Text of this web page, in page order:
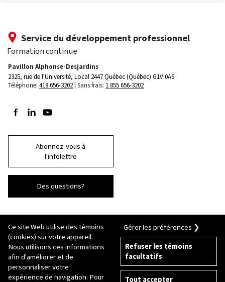
Service du développement professionnel
Formation continue
Pavillon Alphonse-Desjardins
2325, rue de l'Université, Local 2447Québec (Québec) G1V 0A6
Téléphone: 418 656-3202 Sans frais: 1 855 656-3202
Suivez-nous sur Facebook
Suivez-nous sur LinkedIn
Suivez-nous sur Youtube
Abonnez-vous à
l'infolettre
Des questions?
© 2026 Université Laval
Tous droits réservés
Conditions générales d'utilisation
Fraude en ligne
Ce site Web utilise des témoins
(cookies) sur votre appareil.
Nous utilisons ces informations
afin d'améliorer et de
personnaliser votre
expérience de navigation. Pour
Gérer les préférences ❯
Refuser les témoins
facultatifs
Tout accepter